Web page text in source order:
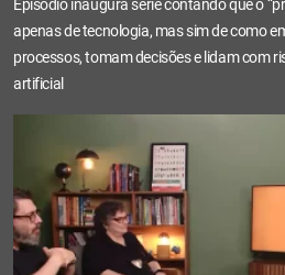
Episódio inaugura série contando que o
apenas de tecnologia, mas sim de como
processos, tomam decisões e lidam com
artificial